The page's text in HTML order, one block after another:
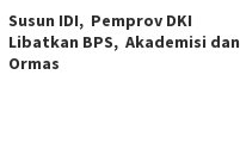
Susun IDI, Pemprov DKI
Libatkan BPS, Akademisi dan
Ormas